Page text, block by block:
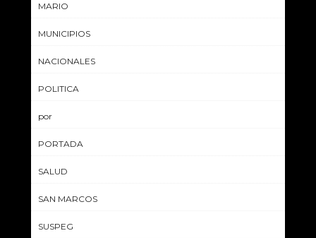
MARIO
MUNICIPIOS
NACIONALES
POLITICA
por
PORTADA
SALUD
SAN MARCOS
SUSPEG